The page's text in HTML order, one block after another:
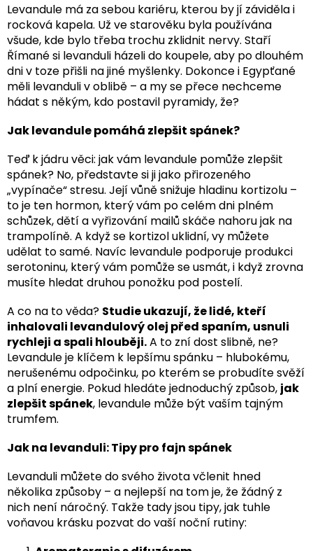
Levandule má za sebou kariéru, kterou by jí záviděla i
rocková kapela. Už ve starověku byla používána
všude, kde bylo třeba trochu zklidnit nervy. Staří
Římané si levanduli házeli do koupele, aby po dlouhém
dni v toze přišli na jiné myšlenky. Dokonce i Egypťané
měli levanduli v oblibě – a my se přece nechceme
hádat s někým, kdo postavil pyramidy, že?
Jak levandule pomáhá zlepšit spánek?
Teď k jádru věci: jak vám levandule pomůže zlepšit
spánek? No, představte si ji jako přirozeného
„vypínače“ stresu. Její vůně snižuje hladinu kortizolu –
to je ten hormon, který vám po celém dni plném
schůzek, dětí a vyřizování mailů skáče nahoru jak na
trampolíně. A když se kortizol uklidní, vy můžete
udělat to samé. Navíc levandule podporuje produkci
serotoninu, který vám pomůže se usmát, i když zrovna
musíte hledat druhou ponožku pod postelí.
A co na to věda? Studie ukazují, že lidé, kteří
inhalovali levandulový olej před spaním, usnuli
rychleji a spali hlouběji.A to zní dost slibně, ne?
Levandule je klíčem k lepšímu spánku – hlubokému,
nerušenému odpočinku, po kterém se probudíte svěží
a plní energie. Pokud hledáte jednoduchý způsob, jak
zlepšit spánek, levandule může být vaším tajným
trumfem.
Jak na levanduli: Tipy pro fajn spánek
Levanduli můžete do svého života včlenit hned
několika způsoby – a nejlepší na tom je, že žádný z
nich není náročný. Takže tady jsou tipy, jak tuhle
voňavou krásku pozvat do vaší noční rutiny: